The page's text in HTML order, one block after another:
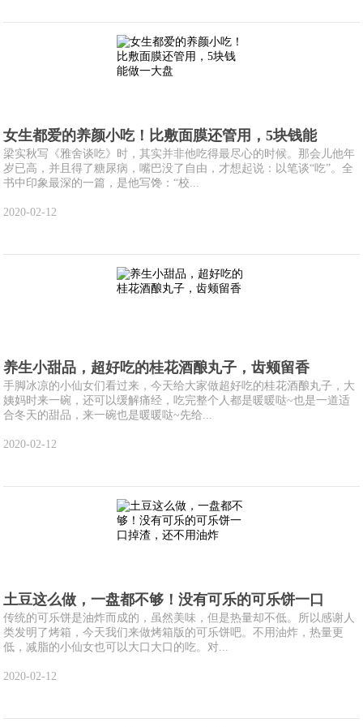
女生都爱的养颜小吃！比敷面膜还管用，5块钱能
梁实秋写《雅舍谈吃》时，其实并非他吃得最尽心的时候。那会儿他年
岁已高，并且得了糖尿病，嘴巴没了自由，才想起说：以笔谈“吃”。全
书中印象最深的一篇，是他写馋：“校...
2020-02-12
养生小甜品，超好吃的桂花酒酿丸子，齿颊留香
手脚冰凉的小仙女们看过来，今天给大家做超好吃的桂花酒酿丸子，大
姨妈时来一碗，还可以缓解痛经，吃完整个人都是暖暖哒~也是一道适
合冬天的甜品，来一碗也是暖暖哒~先给...
2020-02-12
土豆这么做，一盘都不够！没有可乐的可乐饼一口
传统的可乐饼是油炸而成的，虽然美味，但是热量却不低。所以感谢人
类发明了烤箱，今天我们来做烤箱版的可乐饼吧。不用油炸，热量更
低，减脂的小仙女也可以大口大口的吃。对...
2020-02-12